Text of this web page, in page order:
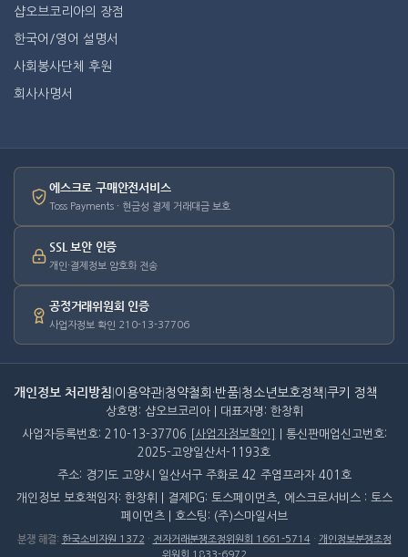
샵오브코리아의 장점
한국어/영어 설명서
사회봉사단체 후원
회사사명서
에스크로 구매안전서비스
Toss Payments · 현금성 결제 거래대금 보호
SSL 보안 인증
개인·결제정보 암호화 전송
공정거래위원회 인증
사업자정보 확인 210-13-37706
개인정보 처리방침 이용약관 청약철회·반품 청소년보호정책 쿠키 정책
상호명: 샵오브코리아 | 대표자명: 한창휘
사업자등록번호: 210-13-37706
[사업자정보확인]
| 통신판매업신고번호:
2025-고양일산서-1193호
주소: 경기도 고양시 일산서구 주화로 42 주엽프라자 401호
개인정보 보호책임자: 한창휘 | 결제PG: 토스페이먼츠, 에스크로서비스 : 토스
페이먼츠 | 호스팅: (주)스마일서브
분쟁 해결: 한국소비자원 1372 · 전자거래분쟁조정위원회 1661-5714 · 개인정보분쟁조정
위원회 1833-6972